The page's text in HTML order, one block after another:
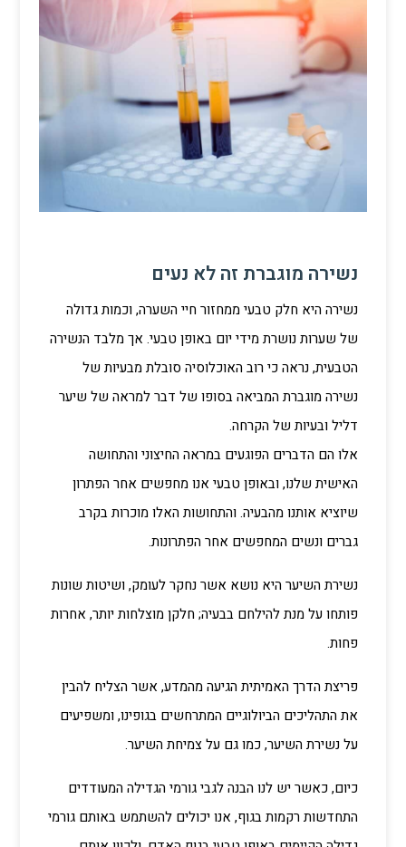
נשירה מוגברת זה לא נעים
נשירה היא חלק טבעי ממחזור חיי השערה, וכמות גדולה
של שערות נושרת מידי יום באופן טבעי. אך מלבד הנשירה
הטבעית, נראה כי רוב האוכלוסיה סובלת מבעיות של
נשירה מוגברת המביאה בסופו של דבר למראה של שיער
דליל ובעיות של הקרחה.
אלו הם הדברים הפוגעים במראה החיצוני והתחושה
האישית שלנו, ובאופן טבעי אנו מחפשים אחר הפתרון
שיוציא אותנו מהבעיה. והתחושות האלו מוכרות בקרב
גברים ונשים המחפשים אחר הפתרונות.
נשירת השיער היא נושא אשר נחקר לעומק, ושיטות שונות
פותחו על מנת להילחם בבעיה; חלקן מוצלחות יותר, אחרות
פחות.
פריצת הדרך האמיתית הגיעה מהמדע, אשר הצליח להבין
את התהליכים הביולוגיים המתרחשים בגופינו, ומשפיעים
על נשירת השיער, כמו גם על צמיחת השיער.
כיום, כאשר יש לנו הבנה לגבי גורמי הגדילה המעודדים
התחדשות רקמות בגוף, אנו יכולים להשתמש באותם גורמי